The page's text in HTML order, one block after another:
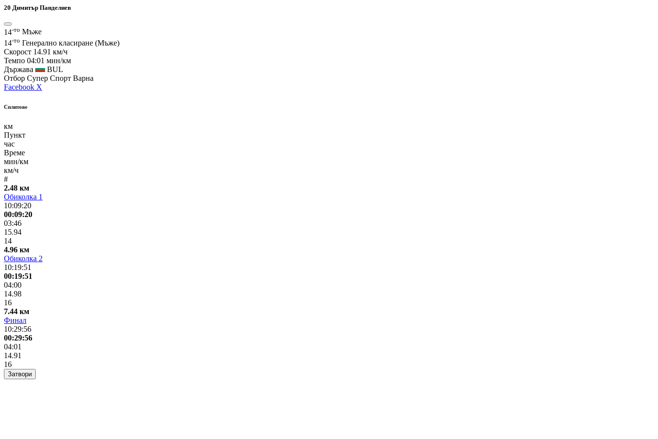
20 Димитър Панделиев
14-то Мъже
14-то Генерално класиране (Мъже)
Скорост 14.91 км/ч
Темпо 04:01 мин/км
Държава
BUL
Отбор Супер Спорт Варна
Facebook X
Сплитове
км
Пункт
час
Време
мин/км
км/ч
#
2.48 км
Обиколка 1
10:09:20
00:09:20
03:46
15.94
14
4.96 км
Обиколка 2
10:19:51
00:19:51
04:00
14.98
16
7.44 км
Финал
10:29:56
00:29:56
04:01
14.91
16
Затвори